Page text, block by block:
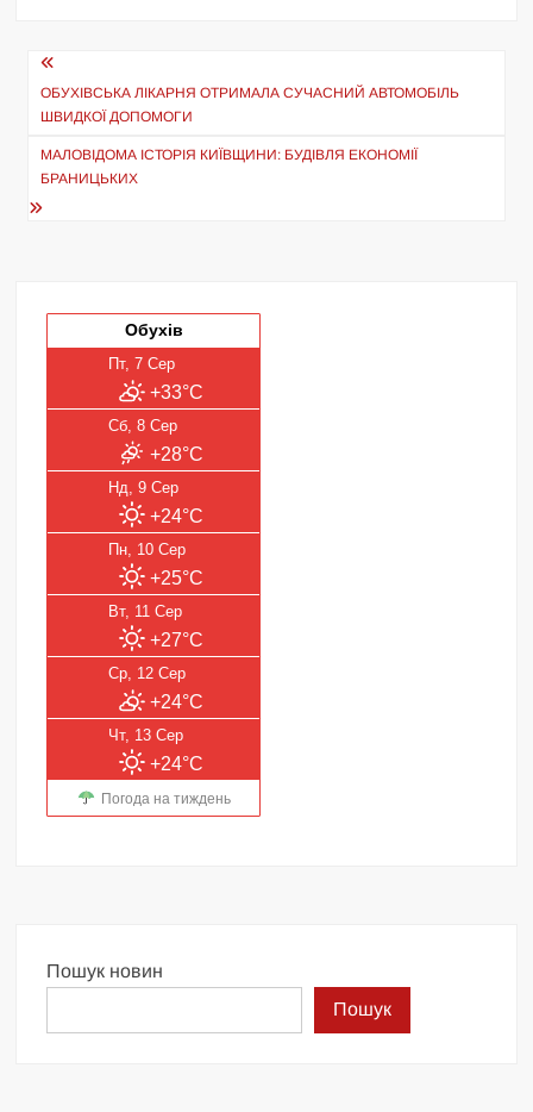
Навігація
записів
ОБУХІВСЬКА ЛІКАРНЯ ОТРИМАЛА СУЧАСНИЙ АВТОМОБІЛЬ
ШВИДКОЇ ДОПОМОГИ
МАЛОВІДОМА ІСТОРІЯ КИЇВЩИНИ: БУДІВЛЯ ЕКОНОМІЇ
БРАНИЦЬКИХ
Обухів
Пт, 7 Сер
+33°C
Сб, 8 Сер
+28°C
Нд, 9 Сер
+24°C
Пн, 10 Сер
+25°C
Вт, 11 Сер
+27°C
Ср, 12 Сер
+24°C
Чт, 13 Сер
+24°C
Погода на тиждень
Пошук новин
Пошук